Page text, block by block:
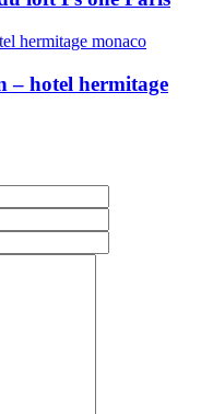
– hotel hermitage